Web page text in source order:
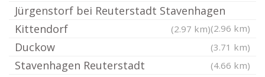
Jürgenstorf bei Reuterstadt Stavenhagen
(2.96 km)
Kittendorf (2.97 km)
Duckow (3.71 km)
Stavenhagen Reuterstadt (4.66 km)